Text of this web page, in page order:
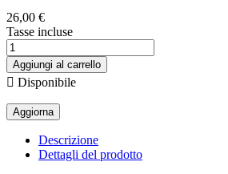
26,00 €
Tasse incluse
Aggiungi al carrello
 Disponibile
Descrizione
Dettagli del prodotto